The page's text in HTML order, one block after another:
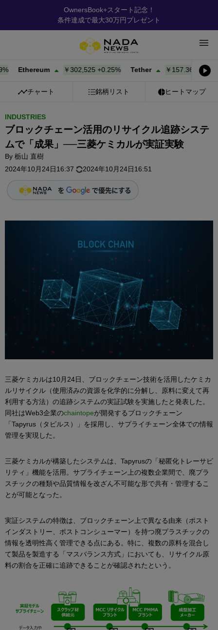
OwnersBook+スタート記念！
条件達成で最大30万円プレゼント
Ethereum ￥302,525+0.25% Tether ￥157.36+0.01%
チャート 銘柄リスト ヒートマップ
INDUSTRIES
ブロックチェーン活用のリサイクル追跡システ
ムで「成果」──三菱ケミカルが実証実験
By 栃山 直樹
2024年10月24日16:37
2024年10月24日16:51
三菱ケミカルは10月24日、ブロックチェーン技術を活用したケミカ
ルリサイクル（使用済みの資源を化学的に分解し、原料に変えて再
利用する方法）の追跡システムの実証試験を実施したと発表した。
同社はWeb3企業のchaintopeが開発するブロックチェーン
「Tapyrus（タピルス）」を採用し、サプライチェーン全体での情報
管理を実現した。
三菱ケミカルが構築したシステムは、Tapyrusの「秘匿化トレーサビ
リティ」機能を活用。サプライチェーン上の複数企業間で、廃プラ
スチックの種類や品質情報を改ざん不可能な形で共有・管理するこ
とが可能となった。
実証システムの特徴は、ブロックチェーン上で異なる由来（ポスト
インダストリー、ポストコンシューマー）を持つ廃プラスチックの
情報を透明性高く管理できる点にある。特に、複数の原料を混合し
て製品を製造する「マスバランス方式」においても、リサイクル原
料の割合を正確に追跡できることが確認されたという。